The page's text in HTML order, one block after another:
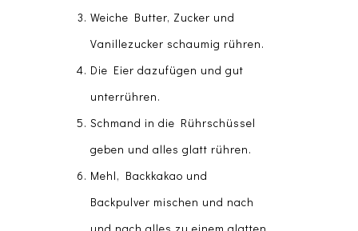
Weiche Butter, Zucker und
Vanillezucker schaumig rühren.
Die Eier dazufügen und gut
unterrühren.
Schmand in die Rührschüssel
geben und alles glatt rühren.
Mehl, Backkakao und
Backpulver mischen und nach